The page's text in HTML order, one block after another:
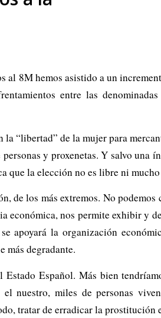
al 8M hemos asistido a un
entre las
“libertad” de la mujer para
y proxenetas. Y salvo una
que la elección no es libre ni mucho
de los más extremos. No podemos
económica, nos permite exhibir y
apoyará la organización
más degradante.
Español. Más bien
nuestro, miles de personas
tratar de erradicar la prostitución